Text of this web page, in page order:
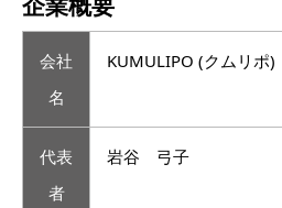
会社
名
KUMULIPO (クムリポ)
代表
者
岩谷 弓子